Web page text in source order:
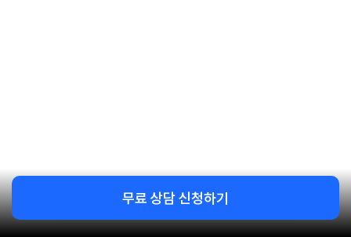
서울 영등포구 도림로 134, 3층
무료 상담 신청하기